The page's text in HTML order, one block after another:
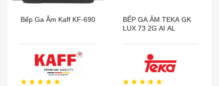
Bếp Ga Âm Kaff KF-690
BẾP GA ÂM TEKA GK
LUX 73 2G AI AL